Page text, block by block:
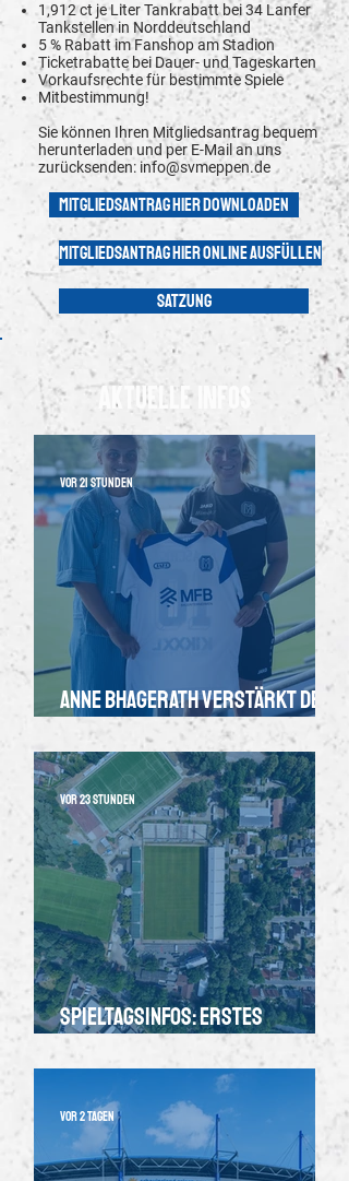
1,912 ct je Liter Tankrabatt bei 34 Lanfer
Tankstellen in Norddeutschland
5 % Rabatt im Fanshop am Stadion
Ticketrabatte bei Dauer- und Tageskarten
Vorkaufsrechte für bestimmte Spiele
Mitbestimmung!
Sie können Ihren Mitgliedsantrag bequem
herunterladen und per E-Mail an uns
zurücksenden: info@svmeppen.de
Mitgliedsantrag hier Downloaden
Mitgliedsantrag hier online ausfüllen
Satzung
Aktuelle InfoS
Anne Bhagerath verstärkt den
SV Meppen
vor 21 Stunden
Spieltagsinfos: Erstes
Heimspiel der SVM-Frauen
gegen die TSG 1899 Hoffenheim ii
vor 23 Stunden
vor 2 Tagen